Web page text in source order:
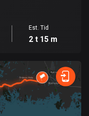
Est. Tid
2 t 15 m